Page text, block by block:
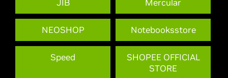
JIB Mercular
NEOSHOP Notebooksstore
Speed
SHOPEE OFFICIAL
STORE